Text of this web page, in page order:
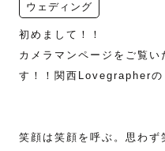
ウェディング
初めまして！！
カメラマンページをご覧い
す！！関西Lovegrapher
笑顔は笑顔を呼ぶ。思わず